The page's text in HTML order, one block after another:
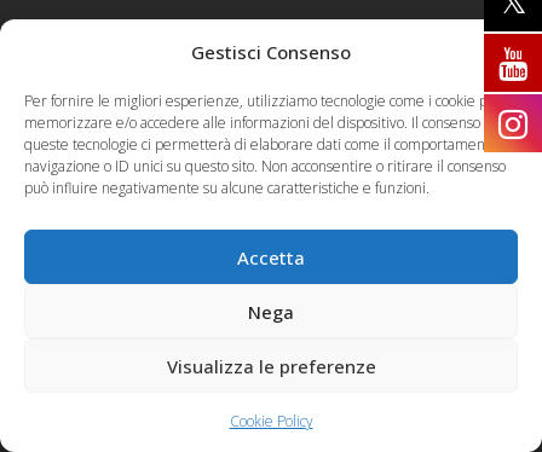
Gestisci Consenso
Per fornire le migliori esperienze, utilizziamo tecnologie come i cookie per
memorizzare e/o accedere alle informazioni del dispositivo. Il consenso a
queste tecnologie ci permetterà di elaborare dati come il comportamento di
navigazione o ID unici su questo sito. Non acconsentire o ritirare il consenso
può influire negativamente su alcune caratteristiche e funzioni.
Accetta
Nega
Visualizza le preferenze
Cookie Policy